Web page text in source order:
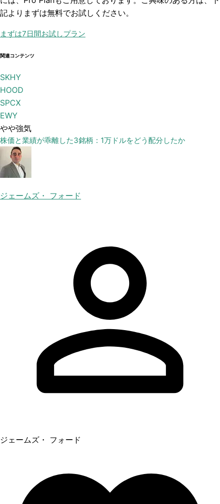
記よりまずは無料でお試しください。
まずは7日間お試しプラン
関連コンテンツ
SKHY
HOOD
SPCX
EWY
やや強気
株価と業績が乖離した3銘柄：1万ドルをどう配分したか
ジェームズ・ フォード
ジェームズ・ フォード